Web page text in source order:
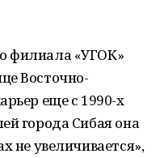
филиала «УГОК»
Восточно-
еще с 1990-х
города Сибая она
не увеличивается»,